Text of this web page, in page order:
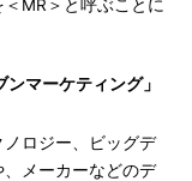
MR＞と呼ぶことに
マーケティング」
ロジー、ビッグデ
メーカーなどのデ